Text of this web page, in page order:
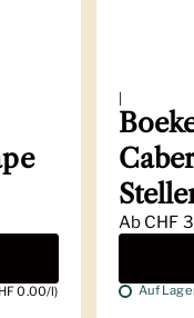
0.00/l)
Ab CHF
Auf